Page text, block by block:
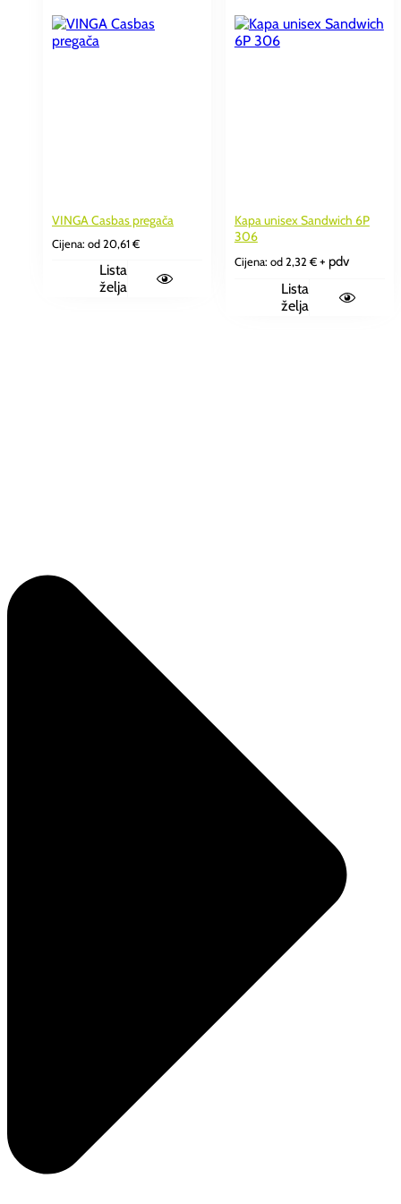
VINGA Casbas pregača
Cijena: od 20,61€
Lista
želja
Kapa unisex Sandwich 6P
306
Cijena: od 2,32€ + pdv
Lista
želja